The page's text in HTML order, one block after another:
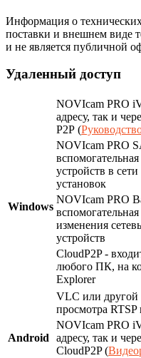
Информация о
поставки и внешнем виде
и не является публичной
Удаленный доступ
Windows
NOVIcam PRO
адресу, так и
P2P (
NOVIcam PRO
устройств в
установок
NOVIcam PRO
изменения
устройств
CloudP2P -
любого ПК, на
Explorer
VLC или другой
просмотра RTSP
Android
NOVIcam PRO
адресу, так и
CloudP2P (